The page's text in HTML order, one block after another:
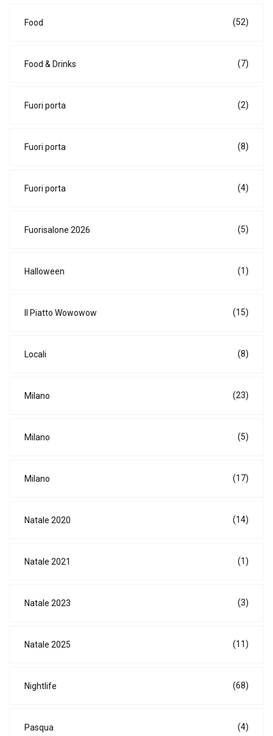
Food (52)
Food & Drinks (7)
Fuori porta (2)
Fuori porta (8)
Fuori porta (4)
Fuorisalone 2026 (5)
Halloween (1)
Il Piatto Wowowow (15)
Locali (8)
Milano (23)
Milano (5)
Milano (17)
Natale 2020 (14)
Natale 2021 (1)
Natale 2023 (3)
Natale 2025 (11)
Nightlife (68)
Pasqua (4)